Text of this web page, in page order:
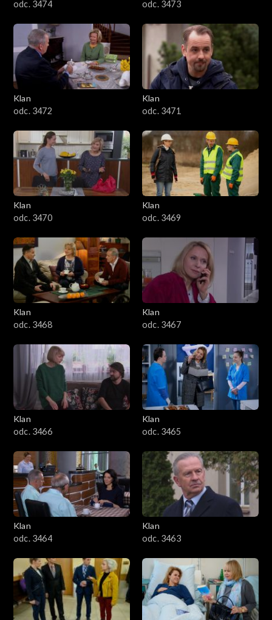
odc. 3474 odc. 3473
Klan
odc. 3472
Klan
odc. 3471
Klan
odc. 3470
Klan
odc. 3469
Klan
odc. 3468
Klan
odc. 3467
Klan
odc. 3466
Klan
odc. 3465
Klan
odc. 3464
Klan
odc. 3463